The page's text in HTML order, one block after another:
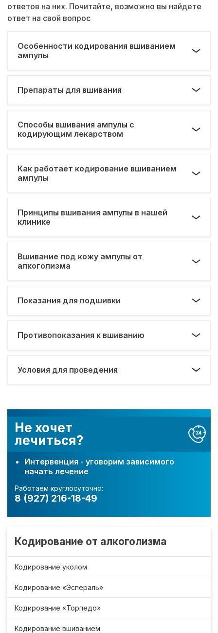
Не хочет
лечиться?
Интервенция - уговорим зависимого
начать лечение
Работаем круглосуточно:
8 (927) 216-18-49
Кодирование от алкоголизма
Кодирование уколом
Кодирование «Эспераль»
Кодирование «Торпедо»
Кодирование вшиванием
ответов на них. Почитайте, возможно вы найдете
ответ на свой вопрос
Особенности кодирования вшиванием
ампулы
Препараты для вшивания
Способы вшивания ампулы с
кодирующим лекарством
Как работает кодирование вшиванием
ампулы
Принципы вшивания ампулы в нашей
клинике
Вшивание под кожу ампулы от
алкоголизма
Показания для подшивки
Противопоказания к вшиванию
Условия для проведения